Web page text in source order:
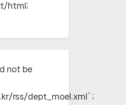
html;
not be
rss/dept_moel.xml`;